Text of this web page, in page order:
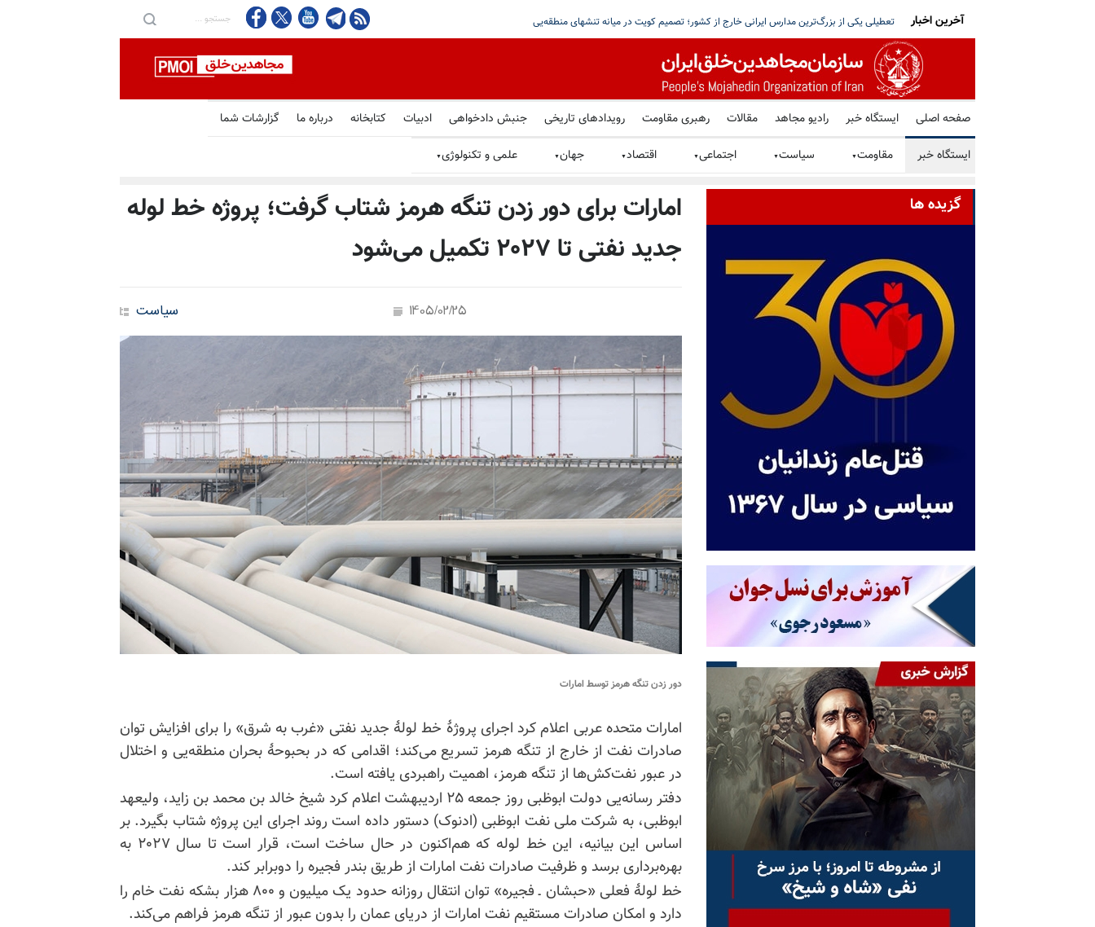
جی‌دی ونس: دستیابی به توافق با رژیم ایران روندی پیچیده است و زمان می‌برد در نزدیکی یک نفتکش هنگام عبور از تنگه هرمز
آخرین اخبار
صفحه اصلی ایستگاه خبر رادیو مجاهد مقالات رهبری مقاومت رویدادهای تاریخی جنبش دادخواهی ادبیات کتابخانه درباره ما گزارشات شما
ایستگاه خبر مقاومت▼ سیاست▼ اجتماعی▼ اقتصاد▼ جهان▼ علمی و تکنولوژی▼
امارات برای دور زدن تنگه هرمز شتاب گرفت؛ پروژه خط لوله
جدید نفتی تا ۲۰۲۷ تکمیل می‌شود
سیاست 1405/02/25
دور زدن تنگه هرمز توسط امارات
امارات متحده عربی اعلام کرد اجرای پروژهٔ خط لولهٔ جدید نفتی «غرب به شرق» را برای افزایش توان
صادرات نفت از خارج از تنگه هرمز تسریع می‌کند؛ اقدامی که در بحبوحهٔ بحران منطقه‌یی و اختلال
در عبور نفت‌کش‌ها از تنگه هرمز، اهمیت راهبردی یافته است.
دفتر رسانه‌یی دولت ابوظبی روز جمعه ۲۵ اردیبهشت اعلام کرد شیخ خالد بن محمد بن زاید، ولیعهد
ابوظبی، به شرکت ملی نفت ابوظبی (ادنوک) دستور داده است روند اجرای این پروژه شتاب بگیرد. بر
اساس این بیانیه، این خط لوله که هم‌اکنون در حال ساخت است، قرار است تا سال ۲۰۲۷ به
بهره‌برداری برسد و ظرفیت صادرات نفت امارات از طریق بندر فجیره را دوبرابر کند.
خط لولهٔ فعلی «حبشان ـ فجیره» توان انتقال روزانه حدود یک میلیون و ۸۰۰ هزار بشکه نفت خام را
دارد و امکان صادرات مستقیم نفت امارات از دریای عمان را بدون عبور از تنگه هرمز فراهم می‌کند.
گزیده ها